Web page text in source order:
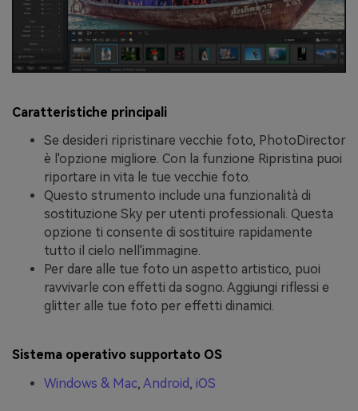
Caratteristiche principali
Se desideri ripristinare vecchie foto, PhotoDirector
è l'opzione migliore. Con la funzione Ripristina puoi
riportare in vita le tue vecchie foto.
Questo strumento include una funzionalità di
sostituzione Sky per utenti professionali. Questa
opzione ti consente di sostituire rapidamente
tutto il cielo nell'immagine.
Per dare alle tue foto un aspetto artistico, puoi
ravvivarle con effetti da sogno. Aggiungi riflessi e
glitter alle tue foto per effetti dinamici.
Sistema operativo supportato OS
Windows & Mac, Android, iOS